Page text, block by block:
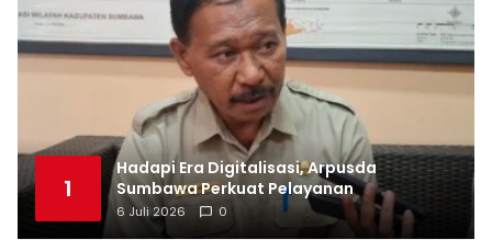
1
Hadapi Era Digitalisasi, Arpusda
Sumbawa Perkuat Pelayanan
6 Juli 2026 0